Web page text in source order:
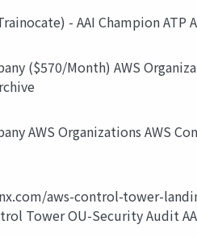
- AAI Champion ATP
($570/Month) AWS
AWS Organizations AWS
aws-control-tower-
Tower OU-Security Audit